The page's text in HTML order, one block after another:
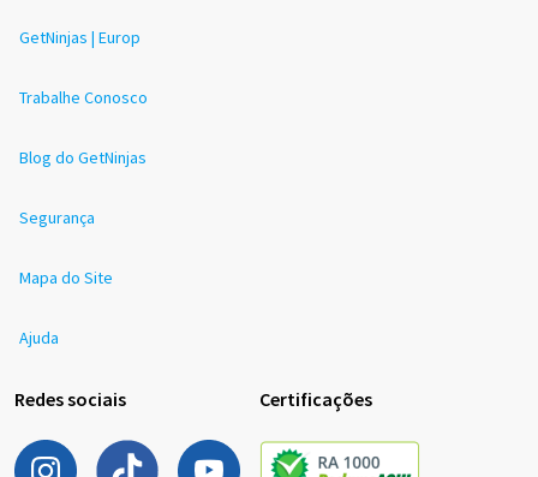
GetNinjas | Europ
Trabalhe Conosco
Blog do GetNinjas
Segurança
Mapa do Site
Ajuda
Redes sociais Certificações